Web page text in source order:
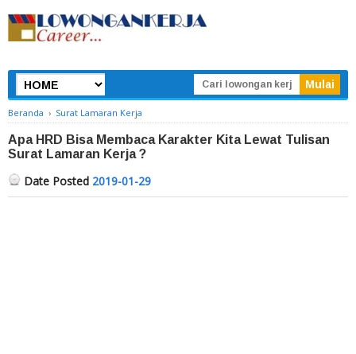
Beranda › Surat Lamaran Kerja
Apa HRD Bisa Membaca Karakter Kita Lewat Tulisan
Surat Lamaran Kerja ?
Date Posted 2019-01-29